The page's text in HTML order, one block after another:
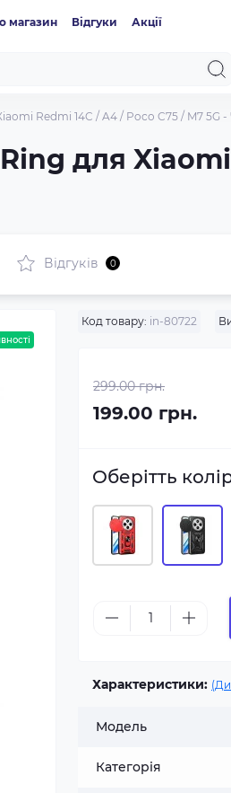
магазин Відгуки Акції
Redmi 14C / A4 / Poco C75 / M7 5G
для
Відгуків 0
Код товару: in-80722
299.00 грн.
199.00 грн.
Оберітть
Характеристики:
Модель
Категорія